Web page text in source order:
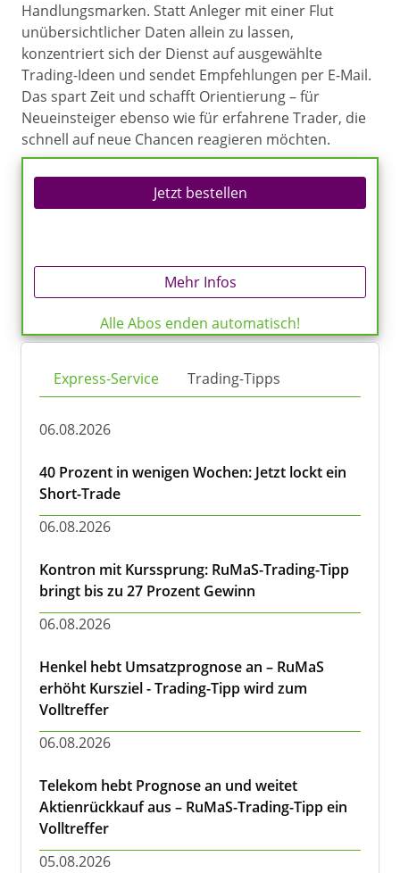
Handlungsmarken. Statt Anleger mit einer Flut
unübersichtlicher Daten allein zu lassen,
konzentriert sich der Dienst auf ausgewählte
Trading-Ideen und sendet Empfehlungen per E-Mail.
Das spart Zeit und schafft Orientierung – für
Neueinsteiger ebenso wie für erfahrene Trader, die
schnell auf neue Chancen reagieren möchten.
Jetzt bestellen
Mehr Infos
Alle Abos enden automatisch!
Express-Service Trading-Tipps
06.08.2026
40 Prozent in wenigen Wochen: Jetzt lockt ein
Short-Trade
06.08.2026
Kontron mit Kurssprung: RuMaS-Trading-Tipp
bringt bis zu 27 Prozent Gewinn
06.08.2026
Henkel hebt Umsatzprognose an – RuMaS
erhöht Kursziel - Trading-Tipp wird zum
Volltreffer
06.08.2026
Telekom hebt Prognose an und weitet
Aktienrückkauf aus – RuMaS-Trading-Tipp ein
Volltreffer
05.08.2026